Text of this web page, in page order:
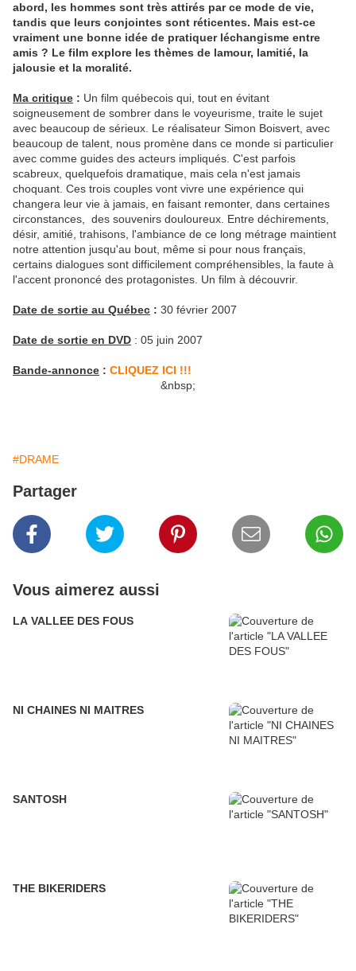
abord, les hommes sont très attirés par ce mode de vie,
tandis que leurs conjointes sont réticentes. Mais est-ce
vraiment une bonne idée de pratiquer léchangisme entre
amis ? Le film explore les thèmes de lamour, lamitié, la
jalousie et la moralité.
Ma critique : Un film québecois qui, tout en évitant
soigneusement de sombrer dans le voyeurisme, traite le sujet
avec beaucoup de sérieux. Le réalisateur Simon Boisvert, avec
beaucoup de talent, nous promène dans ce monde si particulier
avec comme guides des acteurs impliqués. C'est parfois
scabreux, quelquefois dramatique, mais cela n'est jamais
choquant. Ces trois couples vont vivre une expérience qui
changera leur vie à jamais, en faisant remonter, dans certaines
circonstances, des souvenirs douloureux. Entre déchirements,
désir, amitié, trahisons, l'ambiance de ce long métrage maintient
notre attention jusqu'au bout, même si pour nous français,
certains dialogues sont difficilement compréhensibles, la faute à
l'accent prononcé des protagonistes. Un film à découvrir.
Date de sortie au Québec : 30 février 2007
Date de sortie en DVD : 05 juin 2007
Bande-annonce : CLIQUEZ ICI !!!
&nbsp;
#DRAME
Partager
Vous aimerez aussi
LA VALLEE DES FOUS
NI CHAINES NI MAITRES
SANTOSH
THE BIKERIDERS